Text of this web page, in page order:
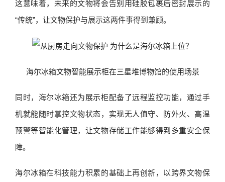
这意味着，未来的文物将会告别用硅胶包裹后密封展示的
“传统”，让文物保护与展示这两件事得到兼顾。
海尔冰箱文物智能展示柜在三星堆博物馆的使用场景
同时，海尔冰箱还为展示柜配备了远程监控功能，通过手
机就能随时掌控文物状态，实现无人值守、防外火、高温
预警等智能化管理，让文物存储工作能够得到多重安全保
障。
海尔冰箱在科技能力积累的基础上再创新，以跨界文物保